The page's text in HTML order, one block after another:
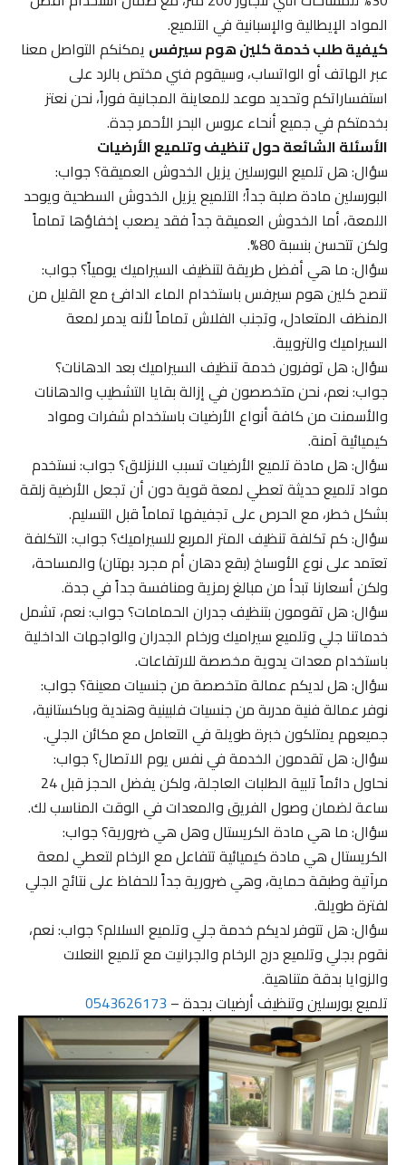
المواد الإيطالية والإسبانية في التلميع.
كيفية طلب خدمة كلين هوم سيرفسيمكنكم التواصل معنا
عبر الهاتف أو الواتساب، وسيقوم فني مختص بالرد على
استفساراتكم وتحديد موعد للمعاينة المجانية فوراً، نحن نعتز
بخدمتكم في جميع أنحاء عروس البحر الأحمر جدة.
الأسئلة الشائعة حول تنظيف وتلميع الأرضيات
سؤال: هل تلميع البورسلين يزيل الخدوش العميقة؟ جواب:
البورسلين مادة صلبة جداً؛ التلميع يزيل الخدوش السطحية ويوحد
اللمعة، أما الخدوش العميقة جداً فقد يصعب إخفاؤها تماماً
ولكن تتحسن بنسبة 80%.
سؤال: ما هي أفضل طريقة لتنظيف السيراميك يومياً؟ جواب:
تنصح كلين هوم سيرفس باستخدام الماء الدافئ مع القليل من
المنظف المتعادل، وتجنب الفلاش تماماً لأنه يدمر لمعة
السيراميك والترويبة.
سؤال: هل توفرون خدمة تنظيف السيراميك بعد الدهانات؟
جواب: نعم، نحن متخصصون في إزالة بقايا التشطيب والدهانات
والأسمنت من كافة أنواع الأرضيات باستخدام شفرات ومواد
كيميائية آمنة.
سؤال: هل مادة تلميع الأرضيات تسبب الانزلاق؟ جواب: نستخدم
مواد تلميع حديثة تعطي لمعة قوية دون أن تجعل الأرضية زلقة
بشكل خطر، مع الحرص على تجفيفها تماماً قبل التسليم.
سؤال: كم تكلفة تنظيف المتر المربع للسيراميك؟ جواب: التكلفة
تعتمد على نوع الأوساخ (بقع دهان أم مجرد بهتان) والمساحة،
ولكن أسعارنا تبدأ من مبالغ رمزية ومنافسة جداً في جدة.
سؤال: هل تقومون بتنظيف جدران الحمامات؟ جواب: نعم، تشمل
خدماتنا جلي وتلميع سيراميك ورخام الجدران والواجهات الداخلية
باستخدام معدات يدوية مخصصة للارتفاعات.
سؤال: هل لديكم عمالة متخصصة من جنسيات معينة؟ جواب:
نوفر عمالة فنية مدربة من جنسيات فلبينية وهندية وباكستانية،
جميعهم يمتلكون خبرة طويلة في التعامل مع مكائن الجلي.
سؤال: هل تقدمون الخدمة في نفس يوم الاتصال؟ جواب:
نحاول دائماً تلبية الطلبات العاجلة، ولكن يفضل الحجز قبل 24
ساعة لضمان وصول الفريق والمعدات في الوقت المناسب لك.
سؤال: ما هي مادة الكريستال وهل هي ضرورية؟ جواب:
الكريستال هي مادة كيميائية تتفاعل مع الرخام لتعطي لمعة
مرآتية وطبقة حماية، وهي ضرورية جداً للحفاظ على نتائج الجلي
لفترة طويلة.
سؤال: هل تتوفر لديكم خدمة جلي وتلميع السلالم؟ جواب: نعم،
نقوم بجلي وتلميع درج الرخام والجرانيت مع تلميع النعلات
والزوايا بدقة متناهية.
تلميع بورسلين وتنظيف أرضيات بجدة –0543626173